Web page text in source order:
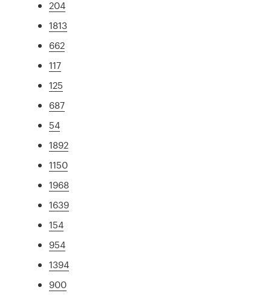
204
1813
662
117
125
687
54
1892
1150
1968
1639
154
954
1394
900